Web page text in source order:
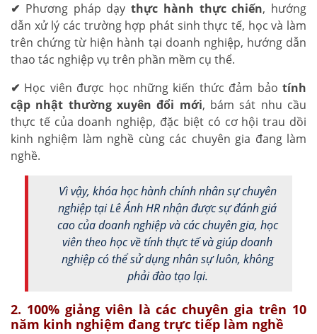
✔ Phương pháp dạy thực hành thực chiến, hướng
dẫn xử lý các trường hợp phát sinh thực tế, học và làm
trên chứng từ hiện hành tại doanh nghiệp, hướng dẫn
thao tác nghiệp vụ trên phần mềm cụ thể.
✔ Học viên được học những kiến thức đảm bảo tính
cập nhật thường xuyên đổi mới, bám sát nhu cầu
thực tế của doanh nghiệp, đặc biệt có cơ hội trau dồi
kinh nghiệm làm nghề cùng các chuyên gia đang làm
nghề.
Vì vậy, khóa học hành chính nhân sự chuyên
nghiệp tại Lê Ánh HR nhận được sự đánh giá
cao của doanh nghiệp và các chuyên gia, học
viên theo học về tính thực tế và giúp doanh
nghiệp có thể sử dụng nhân sự luôn, không
phải đào tạo lại.
2. 100% giảng viên là các chuyên gia trên 10
năm kinh nghiệm đang trực tiếp làm nghề